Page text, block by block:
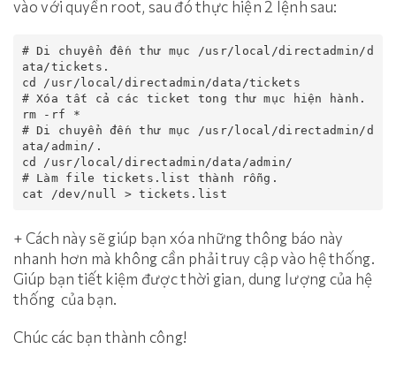
vào với quyền root, sau đó thực hiện 2 lệnh sau:
# Di chuyển đến thư mục /usr/local/directadmin/d
ata/tickets.
cd /usr/local/directadmin/data/tickets
# Xóa tất cả các ticket tong thư mục hiện hành.
rm -rf *
# Di chuyển đến thư mục /usr/local/directadmin/d
ata/admin/.
cd /usr/local/directadmin/data/admin/
# Làm file tickets.list thành rỗng.
cat /dev/null > tickets.list
+ Cách này sẽ giúp bạn xóa những thông báo này
nhanh hơn mà không cần phải truy cập vào hệ thống.
Giúp bạn tiết kiệm được thời gian, dung lượng của hệ
thống của bạn.
Chúc các bạn thành công!